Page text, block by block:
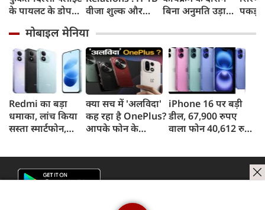
के पायलट के डोप
कहा- रिपोर्ट नहीं
मिली, टिप्पणी की
स्थिति में नहीं
वीजा शुल्क और
अलावा PM मोदी ने
अमेरिकी उपराष्ट्रपति
जेडी वेंस किन मुद्दों पर
की चर्चा
बिना अनुमति उड़ाया
को किया गिरफ्तार
पकड़ा
रुपए
जब्त
मोबाइल मेनिया
Redmi का बड़ा
धमाका, लांच किया
सस्ता स्मार्टफोन,
क्या सच में 'अलविदा'
कह रहा है OnePlus?
आपके फोन के
iPhone 16 पर बड़ी
डील, 67,900 रुपए
वाला फोन 40,612 रुपए